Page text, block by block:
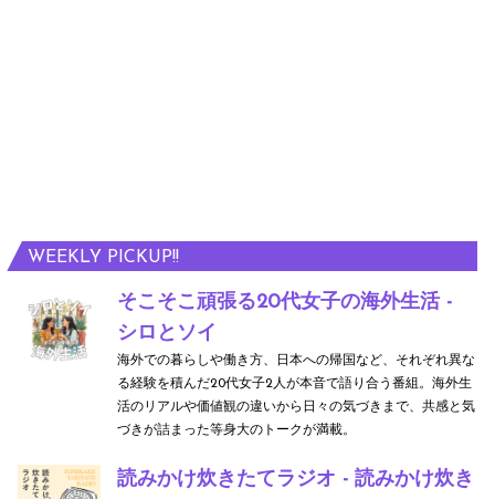
WEEKLY PICKUP!!
そこそこ頑張る20代女子の海外生活 -
シロとソイ
海外での暮らしや働き方、日本への帰国など、それぞれ異な
る経験を積んだ20代女子2人が本音で語り合う番組。海外生
活のリアルや価値観の違いから日々の気づきまで、共感と気
づきが詰まった等身大のトークが満載。
読みかけ炊きたてラジオ - 読みかけ炊き